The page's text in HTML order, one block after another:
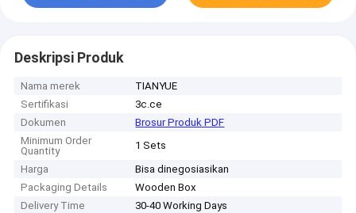
Deskripsi Produk
Nama merek
TIANYUE
Sertifikasi
3c.ce
Dokumen
Brosur Produk PDF
Minimum Order
Quantity
1 Sets
Harga
Bisa dinegosiasikan
Packaging Details
Wooden Box
Delivery Time
30-40 Working Days